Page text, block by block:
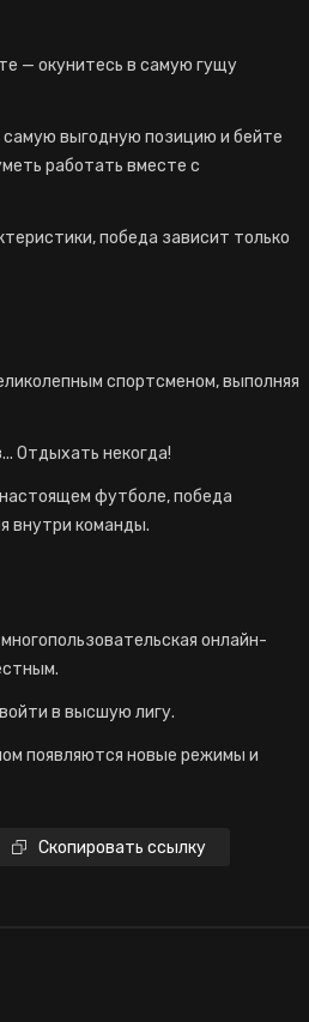
— окунитесь в самую гущу
выгодную позицию и бейте
работать вместе с
победа зависит только
спортсменом, выполняя
Отдыхать некогда!
футболе, победа
внутри команды.
онлайн-
в высшую лигу.
появляются новые режимы и
Скопировать ссылку